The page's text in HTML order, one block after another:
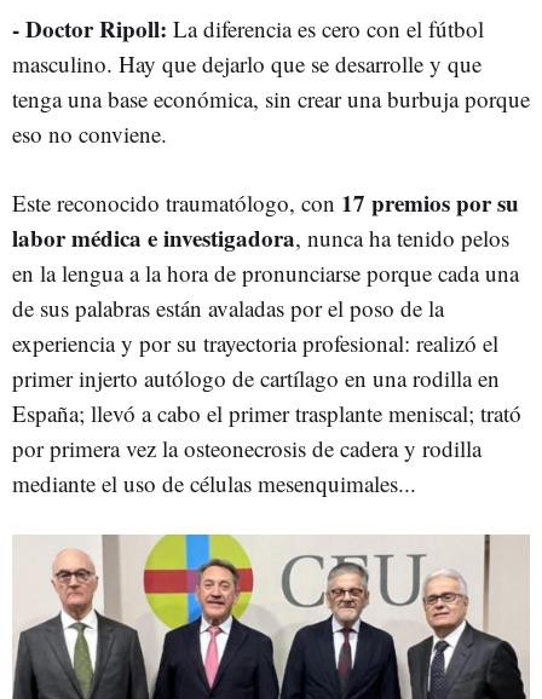
- Doctor Ripoll: La diferencia es cero con el fútbol
masculino. Hay que dejarlo que se desarrolle y que
tenga una base económica, sin crear una burbuja porque
eso no conviene.
Este reconocido traumatólogo, con 17 premios por su
labor médica e investigadora, nunca ha tenido pelos
en la lengua a la hora de pronunciarse porque cada una
de sus palabras están avaladas por el poso de la
experiencia y por su trayectoria profesional: realizó el
primer injerto autólogo de cartílago en una rodilla en
España; llevó a cabo el primer trasplante meniscal; trató
por primera vez la osteonecrosis de cadera y rodilla
mediante el uso de células mesenquimales...